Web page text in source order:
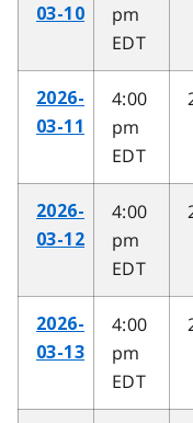
03-10
pm
EDT
2026-
03-11
4:00
pm
EDT
2026-
03-12
4:00
pm
EDT
2026-
03-13
4:00
pm
EDT